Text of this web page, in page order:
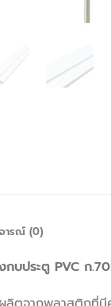
ารณ์ (0)
บประตู PVC ก